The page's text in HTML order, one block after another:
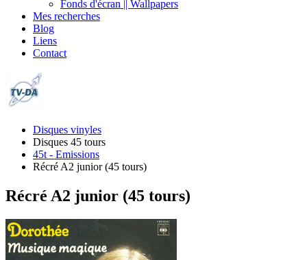
Fonds d'écran || Wallpapers
Mes recherches
Blog
Liens
Contact
Disques vinyles
Disques 45 tours
45t - Emissions
Récré A2 junior (45 tours)
Récré A2 junior (45 tours)